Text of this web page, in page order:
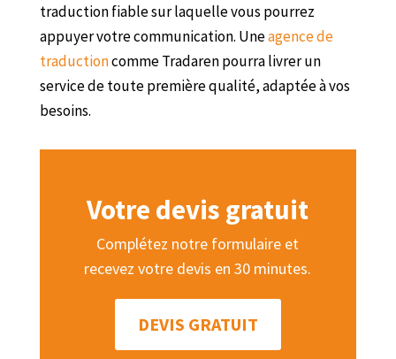
traduction fiable sur laquelle vous pourrez
appuyer votre communication. Uneagence de
traductioncomme Tradaren pourra livrer un
service de toute première qualité, adaptée à vos
besoins.
Votre devis gratuit
Complétez notre formulaire et
recevez votre devis en 30 minutes.
DEVIS GRATUIT